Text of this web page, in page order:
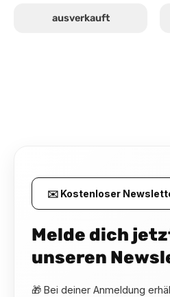
ausverkauft
✉️ Kostenloser
Melde dich
unseren
🎁 Bei deiner Anmeldung